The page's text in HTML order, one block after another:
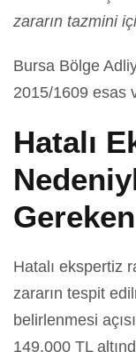
zararın tazmini
Bursa Bölge
2015/1609 esas
Hatalı
Hatalı ekspertiz
zararın tespit
belirlenmesi
149.000 TL